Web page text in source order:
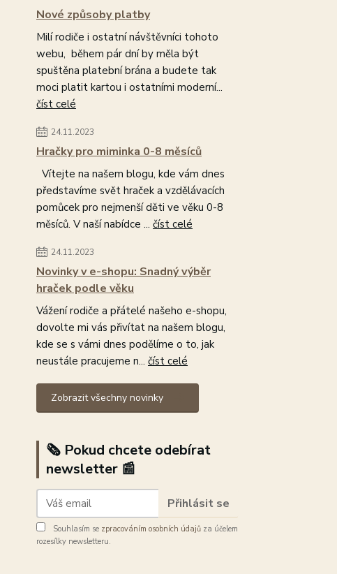
Nové způsoby platby
Milí rodiče i ostatní návštěvníci tohoto
webu, během pár dní by měla být
spuštěna platební brána a budete tak
moci platit kartou i ostatními moderní...
číst celé
24.11.2023
Hračky pro miminka 0-8 měsíců
Vítejte na našem blogu, kde vám dnes
představíme svět hraček a vzdělávacích
pomůcek pro nejmenší děti ve věku 0-8
měsíců. V naší nabídce ... číst celé
24.11.2023
Novinky v e-shopu: Snadný výběr
hraček podle věku
Vážení rodiče a přátelé našeho e-shopu,
dovolte mi vás přivítat na našem blogu,
kde se s vámi dnes podělíme o to, jak
neustále pracujeme n... číst celé
Zobrazit všechny novinky
🗞️ Pokud chcete odebírat
newsletter 📰
Přihlásit se
Souhlasím se zpracováním osobních údajů za účelem
rozesílky newsletteru.